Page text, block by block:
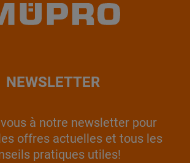
NEWSLETTER
à notre newsletter pour
offres actuelles et tous les
pratiques utiles!